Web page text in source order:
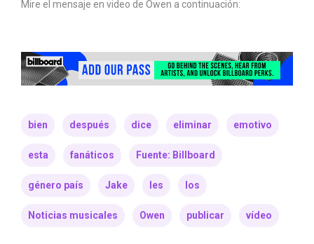
Mire el mensaje en video de Owen a continuación:
bien después dice eliminar emotivo
esta fanáticos Fuente: Billboard
género país Jake les los
Noticias musicales Owen publicar vídeo